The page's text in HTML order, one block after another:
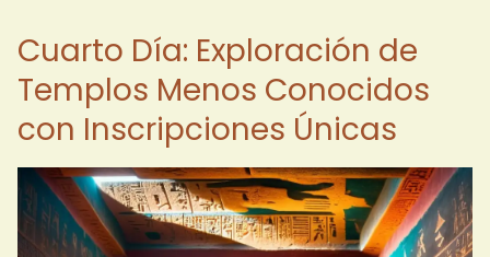
Cuarto Día: Exploración de
Templos Menos Conocidos
con Inscripciones Únicas